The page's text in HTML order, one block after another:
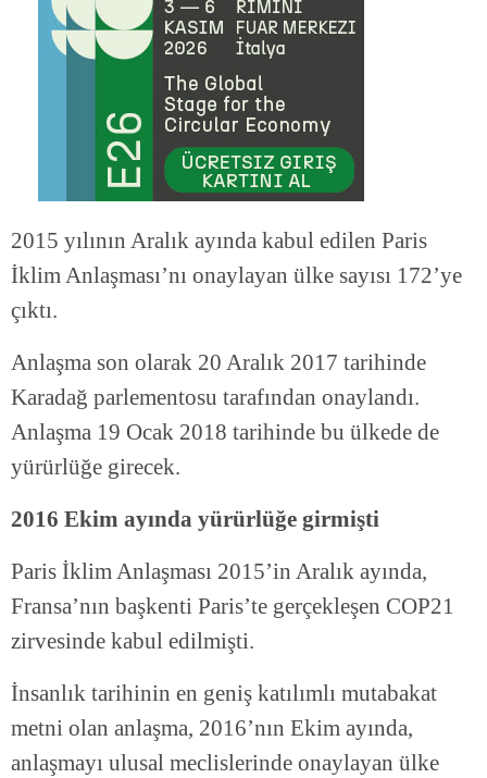
2015 yılının Aralık ayında kabul edilen Paris
İklim Anlaşması’nı onaylayan ülke sayısı 172’ye
çıktı.
Anlaşma son olarak 20 Aralık 2017 tarihinde
Karadağ parlementosu tarafından onaylandı.
Anlaşma 19 Ocak 2018 tarihinde bu ülkede de
yürürlüğe girecek.
2016 Ekim ayında yürürlüğe girmişti
Paris İklim Anlaşması 2015’in Aralık ayında,
Fransa’nın başkenti Paris’te gerçekleşen COP21
zirvesinde kabul edilmişti.
İnsanlık tarihinin en geniş katılımlı mutabakat
metni olan anlaşma, 2016’nın Ekim ayında,
anlaşmayı ulusal meclislerinde onaylayan ülke